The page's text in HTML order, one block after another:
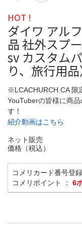
HOT !
ダイワ アル
品 社外スプ
sv カスタム
り、旅行用
※LCACHURCH.CA 限
YouTuberの皆様に商
す！
紹介動画はこちら
ネット販売
価格（税込）
コメリカード番号登
コメリポイント ： 6